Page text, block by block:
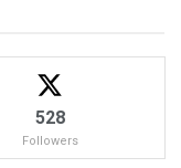
528
Followers